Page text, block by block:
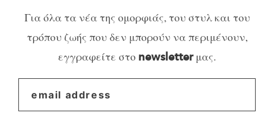
Για όλα τα νέα της ομορφιάς, του στυλ και του
τρόπου ζωής που δεν μπορούν να περιμένουν,
εγγραφείτε στο newsletterμας.